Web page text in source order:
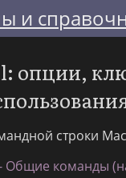
и
опции,
строки
Общие команды